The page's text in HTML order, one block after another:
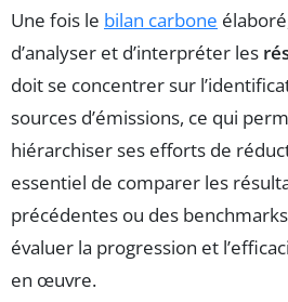
Une fois le bilan carbone
d’analyser et d’interpréter les
doit se concentrer sur
sources d’émissions, ce qui
hiérarchiser ses efforts de
essentiel de comparer les
précédentes ou des
évaluer la progression et
en œuvre.